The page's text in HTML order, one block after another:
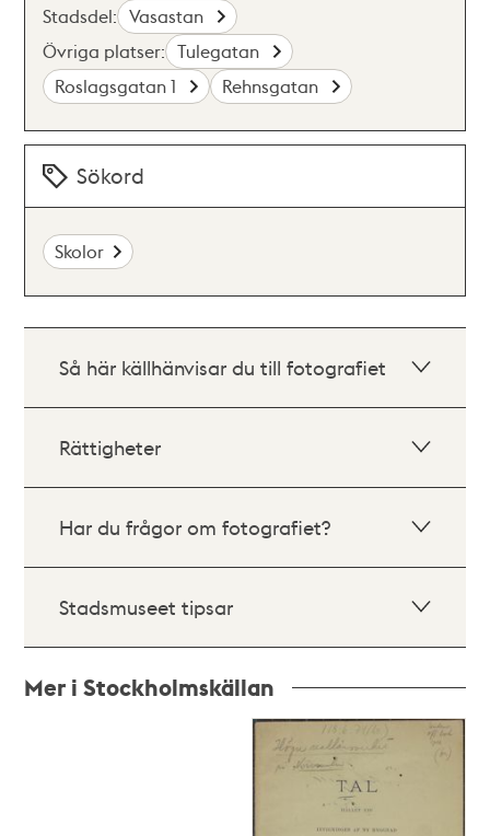
Stadsdel: Vasastan
Övriga platser: Tulegatan
Roslagsgatan 1
Rehnsgatan
Sökord
Skolor
Så här källhänvisar du till fotografiet
Rättigheter
Har du frågor om fotografiet?
Stadsmuseet tipsar
Mer i Stockholmskällan